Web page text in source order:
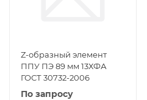
Z-образный элемент
ППУ ПЭ 89 мм 13ХФА
ГОСТ 30732-2006
По запросу